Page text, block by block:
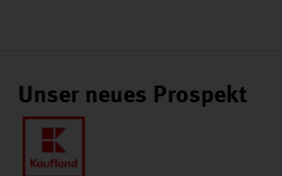
Unser neues Prospekt